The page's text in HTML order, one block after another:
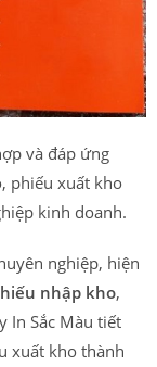
và đáp ứng
phiếu xuất kho
kinh doanh.
nghiệp, hiện
nhập kho,
In Sắc Màu tiết
xuất kho thành